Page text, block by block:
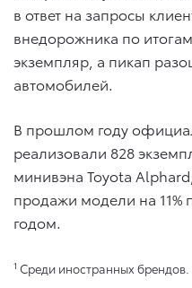
в ответ на запросы
внедорожника по итогам
экземпляр, а пикап
автомобилей.
В прошлом году
реализовали 828
минивэна Toyota
продажи модели на
годом.
1 Среди иностранных брендов.